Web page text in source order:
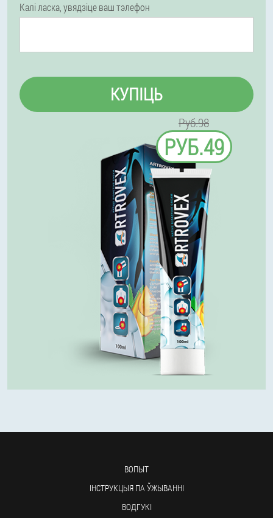
Калі ласка, увядзіце ваш тэлефон
КУПІЦЬ
Руб.98
РУБ.49
ВОПЫТ
ІНСТРУКЦЫЯ ПА ЎЖЫВАННІ
ВОДГУКІ